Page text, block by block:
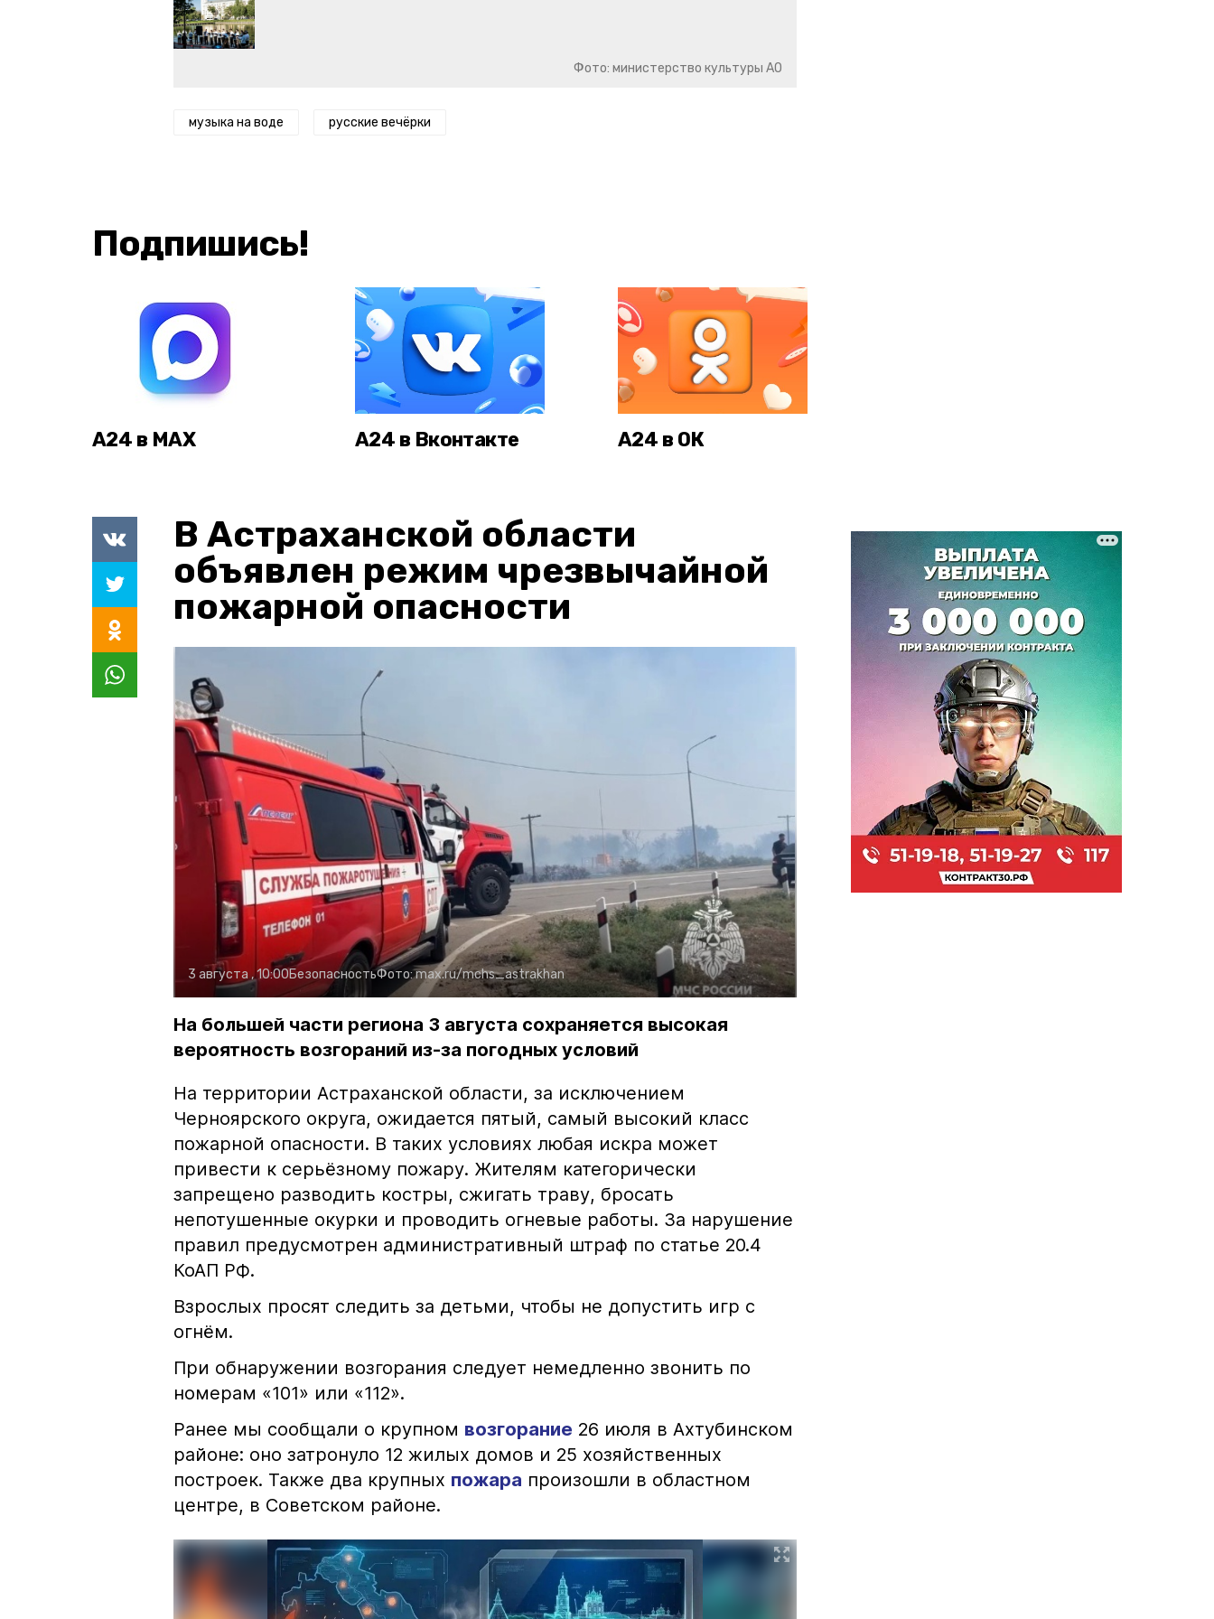
Фото: министерство культуры АО
музыка на воде русские вечёрки
Подпишись!
А24 в MAX А24 в Вконтакте А24 в ОК
В Астраханской области
объявлен режим чрезвычайной
пожарной опасности
3 августа , 10:00БезопасностьФото:max.ru/mchs_astrakhan
На большей части региона 3 августа сохраняется высокая
вероятность возгораний из-за погодных условий
На территории Астраханской области, за исключением
Черноярского округа, ожидается пятый, самый высокий класс
пожарной опасности. В таких условиях любая искра может
привести к серьёзному пожару. Жителям категорически
запрещено разводить костры, сжигать траву, бросать
непотушенные окурки и проводить огневые работы. За нарушение
правил предусмотрен административный штраф по статье 20.4
КоАП РФ.
Взрослых просят следить за детьми, чтобы не допустить игр с
огнём.
При обнаружении возгорания следует немедленно звонить по
номерам «101» или «112».
Ранее мы сообщали о крупном возгорание 26 июля в Ахтубинском
районе: оно затронуло 12 жилых домов и 25 хозяйственных
построек. Также два крупных пожара произошли в областном
центре, в Советском районе.